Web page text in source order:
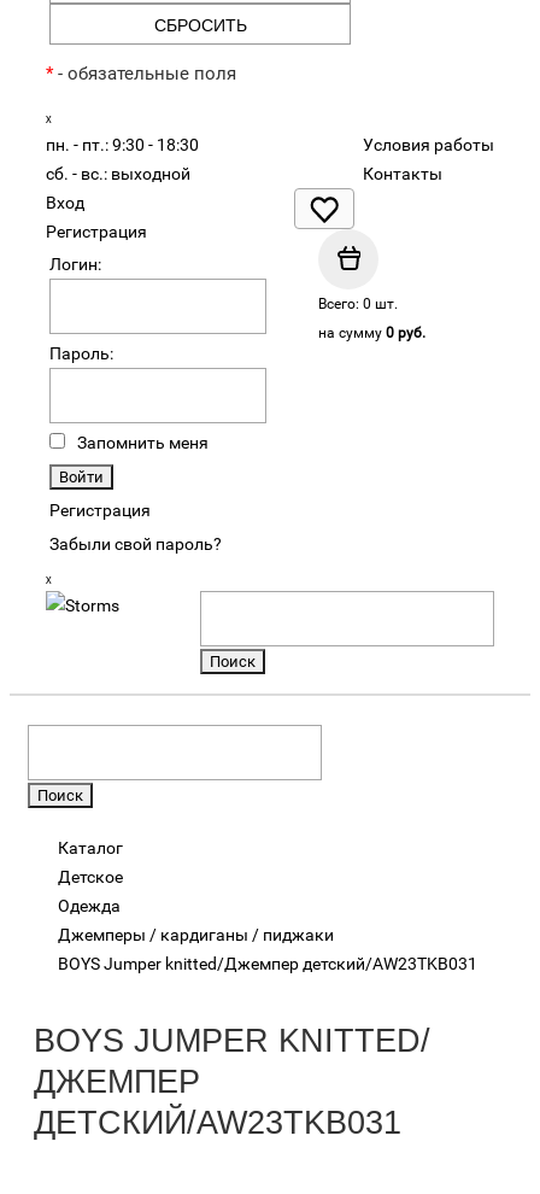
*- обязательные поля
ₓ
пн. - пт.:9:30 - 18:30
сб. - вс.: выходной
Условия работы
Контакты
Вход
Регистрация
Логин:
Пароль:
Запомнить меня
Регистрация
Забыли свой пароль?
ₓ
Всего: 0 шт.
на сумму 0 руб.
Каталог
Детское
Одежда
Джемперы / кардиганы / пиджаки
BOYS Jumper knitted/Джемпер детский/AW23TKB031
BOYS JUMPER KNITTED/
ДЖЕМПЕР
ДЕТСКИЙ/AW23TKB031